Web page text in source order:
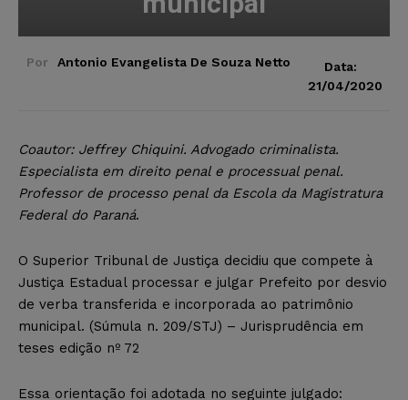
Por Antonio Evangelista De Souza Netto
Data:
21/04/2020
Coautor: Jeffrey Chiquini. Advogado criminalista.
Especialista em direito penal e processual penal.
Professor de processo penal da Escola da Magistratura
Federal do Paraná.
O Superior Tribunal de Justiça decidiu que compete à
Justiça Estadual processar e julgar Prefeito por desvio
de verba transferida e incorporada ao patrimônio
municipal. (Súmula n. 209/STJ) – Jurisprudência em
teses edição nº 72
Essa orientação foi adotada no seguinte julgado: